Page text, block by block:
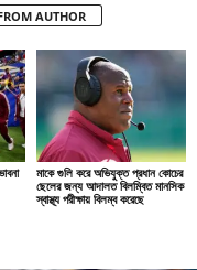
AUTHOR
মাকে গুলি করে অভিযুক্ত প্রধান কোচের
ছেলের জন্য আদালত বিলম্বিত মানসিক
স্বাস্থ্য পরীক্ষায় বিলম্ব করেছে